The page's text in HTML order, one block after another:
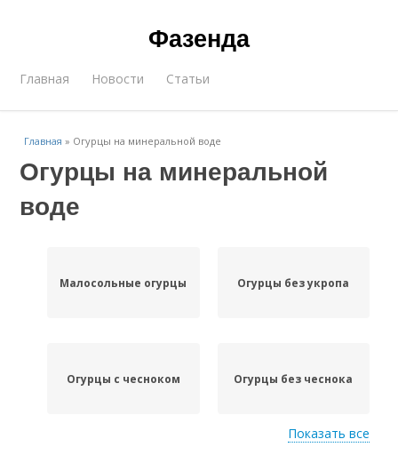
Фазенда
Главная Новости Статьи
Главная » Огурцы на минеральной воде
Огурцы на минеральной
воде
Малосольные огурцы Огурцы без укропа
Огурцы с чесноком Огурцы без чеснока
Показать все